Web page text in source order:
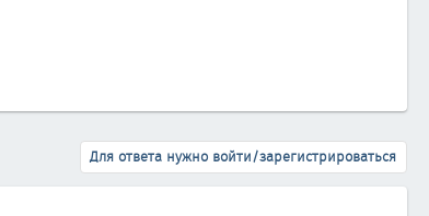
Для ответа нужно войти/зарегистрироваться